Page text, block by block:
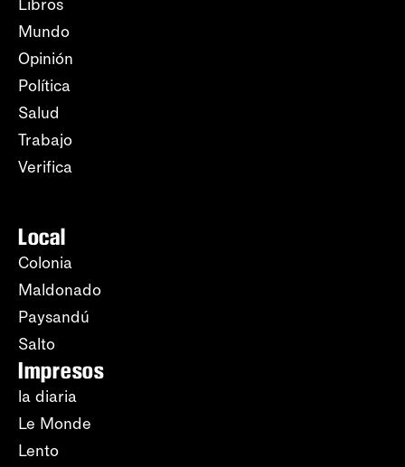
Libros
Mundo
Opinión
Política
Salud
Trabajo
Verifica
Local
Colonia
Maldonado
Paysandú
Salto
Impresos
la diaria
Le Monde
Lento